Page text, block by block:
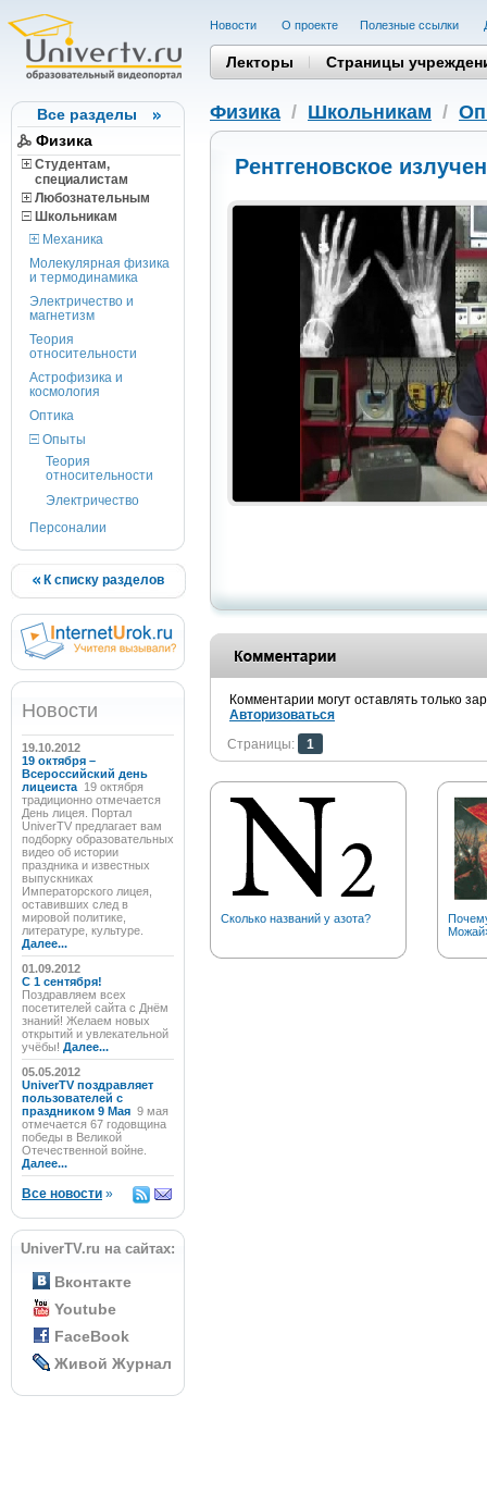
Все разделы
Физика
Студентам,
cпециалистам
Любознательным
Школьникам
Механика
Молекулярная физика
и термодинамика
Электричество и
магнетизм
Теория
относительности
Астрофизика и
космология
Оптика
Опыты
Теория
относительности
Электричество
Персоналии
К списку разделов
Новости
19.10.2012
19 октября –
Всероссийский день
лицеиста 19 октября
традиционно отмечается
День лицея. Портал
UniverTV предлагает вам
подборку образовательных
видео об истории
праздника и известных
выпускниках
Императорского лицея,
оставивших след в
мировой политике,
литературе, культуре.
Далее...
01.09.2012
C 1 сентября!
Поздравляем всех
посетителей сайта с Днём
знаний! Желаем новых
открытий и увлекательной
учёбы! Далее...
05.05.2012
UniverTV поздравляет
пользователей с
праздником 9 Мая 9 мая
отмечается 67 годовщина
победы в Великой
Отечественной войне.
Далее...
Все новости »
UniverTV.ru на сайтах:
Вконтакте
Youtube
FaceBook
Живой Журнал
Новости О проекте Полезные cсылки
Лекторы Страницы
Физика / Школьникам /
Рентгеновское
Комментарии могут оставлять только
Авторизоваться
Страницы:
1
Сколько названий у азота?